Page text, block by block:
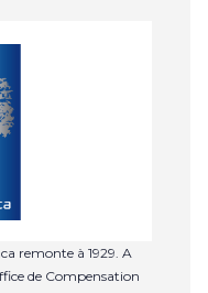
remonte à 1929. A
de Compensation